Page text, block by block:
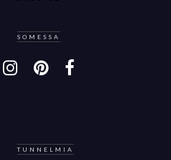
SOMESSA
TUNNELMIA